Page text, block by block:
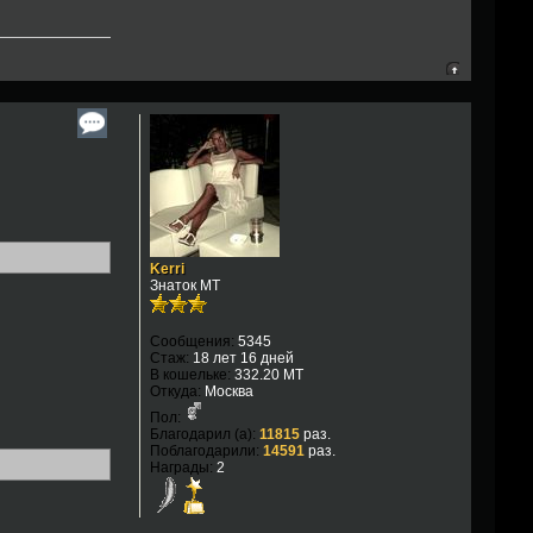
Kerri
Знаток МТ
Сообщения: 5345
Стаж: 18 лет 16 дней
В кошельке: 332.20 MT
Откуда: Москва
Пол:
Благодарил (а): 11815раз.
Поблагодарили: 14591раз.
Награды: 2